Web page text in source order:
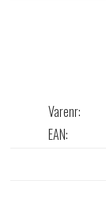
Varenr:
EAN: